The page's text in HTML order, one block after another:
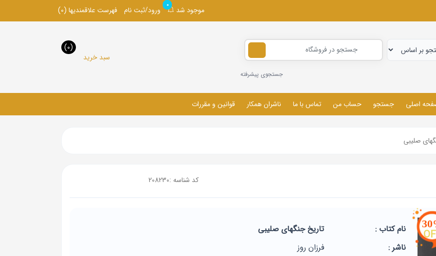
موجود شد
0
ورود/ثبت نام فهرست علاقمندیها (0)
جستجوی پیشرفته
سبد خرید
(0)
اصلی جستجو حساب من تماس با ما ناشران همکار قوانین و مقررات
صلیبی
کد شناسه :208230
نام کتاب :
تاریخ جنگهای صلیبی
ناشر :
فرزان روز